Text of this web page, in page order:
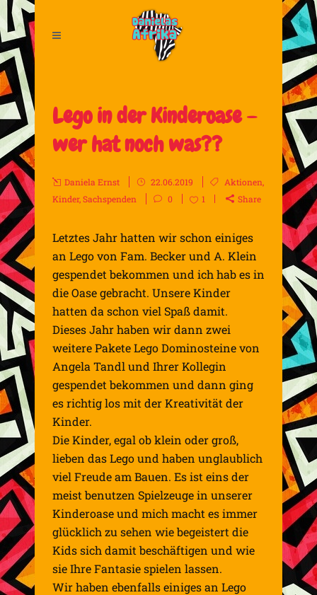
Lego in der Kinderoase –
wer hat noch was??
Daniela Ernst 22.06.2019 Aktionen,
Kinder,Sachspenden 0 1 Share
Letztes Jahr hatten wir schon einiges
an Lego von Fam. Becker und A. Klein
gespendet bekommen und ich hab es in
die Oase gebracht. Unsere Kinder
hatten da schon viel Spaß damit.
Dieses Jahr haben wir dann zwei
weitere Pakete Lego Dominosteine von
Angela Tandl und Ihrer Kollegin
gespendet bekommen und dann ging
es richtig los mit der Kreativität der
Kinder.
Die Kinder, egal ob klein oder groß,
lieben das Lego und haben unglaublich
viel Freude am Bauen. Es ist eins der
meist benutzen Spielzeuge in unserer
Kinderoase und mich macht es immer
glücklich zu sehen wie begeistert die
Kids sich damit beschäftigen und wie
sie Ihre Fantasie spielen lassen.
Wir haben ebenfalls einiges an Lego